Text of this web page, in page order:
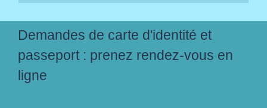
Demandes de carte d'identité et
passeport : prenez rendez-vous en
ligne